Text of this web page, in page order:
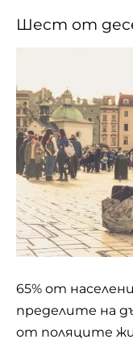
Шест от
65% от
пределите на
от поляците